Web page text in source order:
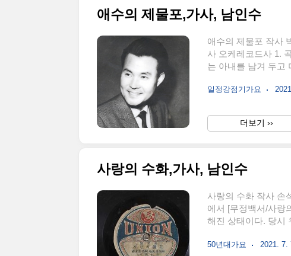
애수의 제물포,가사, 남인수
애수의 제물포 작사
사 오케레코드사 1.
는 아내를 남겨 두고
게는 한 달 넘게 선상
느껴 우는 지아비 눈
슴인 줄 아시오 제물
일정강점기가요
더보기 ››
사랑의 수화,가사, 남인수
사랑의 수화 작사 손
에서 [무정백서/사랑
해진 상태이다. 당시
다. 가사는 서사적이
50년대가요 2021. 7.